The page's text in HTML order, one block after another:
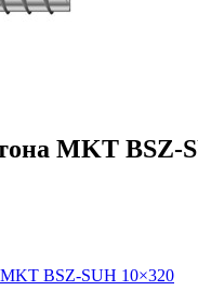
MKT BSZ-